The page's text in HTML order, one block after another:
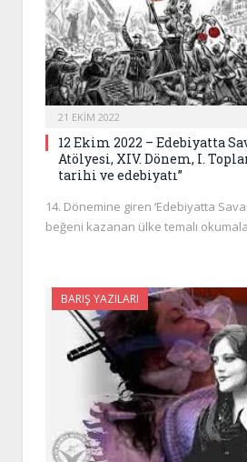
21 EKIM 2022
12 Ekim 2022 – Edebiyatta
Atölyesi, XIV. Dönem, I.
tarihi ve edebiyatı”
14. Dönemine giren ‘Edebiyatta
beğeni kazanan ülke temalı
BARIŞ YAZILARI